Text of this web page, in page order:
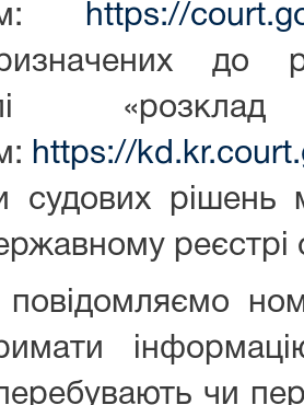
https://
до
https://
судових
реєстрі
повідомляємо
чи